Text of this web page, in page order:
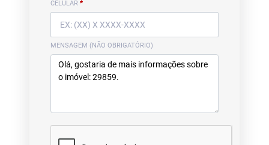
CELULAR *
MENSAGEM (NÃO OBRIGATÓRIO)